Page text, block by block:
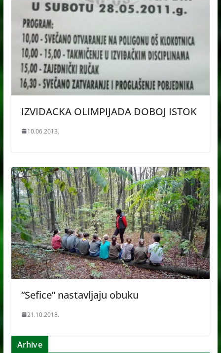
IZVIDACKA OLIMPIJADA DOBOJ ISTOK
10.06.2013.
“Sefice” nastavljaju obuku
21.10.2018.
Arhive